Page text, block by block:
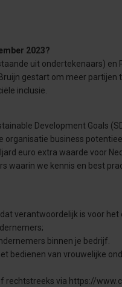
2023?
uit ondertekenaars)
gestart om meer
inclusie.
Development Goals
business
euro extra waarde voor
waarin we kennis en best
is voor het
binnen je bedrijf.
van vrouwelijke
rechtstreeks via https://